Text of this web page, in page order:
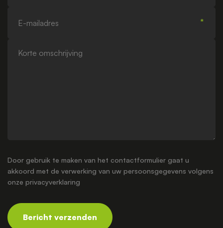
mailadres
omschrijving
Door gebruik te maken van het contactformulier gaat u
akkoord met de verwerking van uw persoonsgegevens volgens
onze privacyverklaring
Bericht verzenden